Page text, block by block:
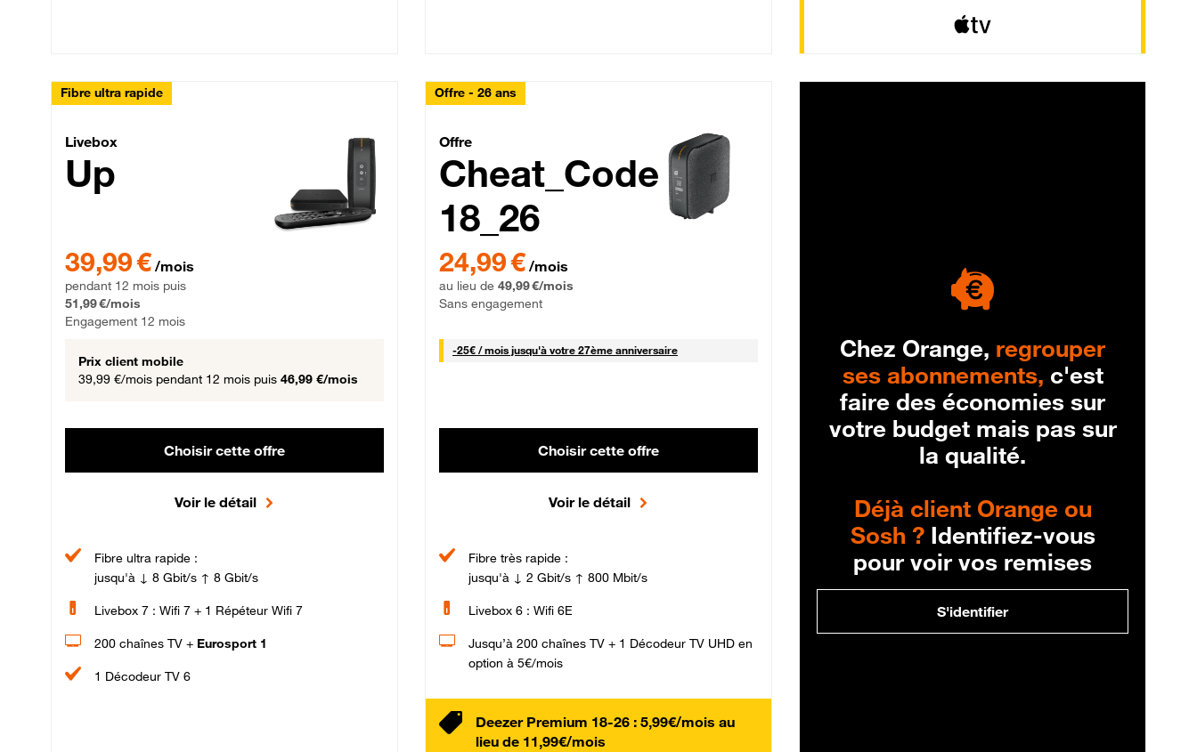
Fibre ultra rapide
Livebox Up Fibre
Livebox
Up
39,99 € /mois
pendant 12 mois puis
51,99 €/mois
Engagement 12 mois
Prix client mobile
39,99 €/mois pendant 12 mois puis 46,99 €/mois
Choisir cette offre
Voir le détail
Fibre ultra rapide :
jusqu'à ↓ 8 Gbit/s ↑ 8 Gbit/s
Livebox 7 : Wifi 7 + 1 Répéteur Wifi 7
200 chaînes TV + Eurosport 1
1 Décodeur TV 6
Offre - 26 ans
Cheat_Code Fibre_18_26
Offre
Cheat_Code
18_26
24,99 € /mois
au lieu de 49,99 €/mois
Sans engagement
-25€ / mois25 € par mois
jusqu'à votre 27ème anniversaire
Choisir cette offre
Voir le détail
Fibre très rapide :
jusqu'à ↓ 2 Gbit/s ↑ 800 Mbit/s
Livebox 6 : Wifi 6E
Jusqu’à 200 chaînes TV + 1 Décodeur TV UHD en
option à 5€/mois
Deezer Premium 18-26 : 5,99€/mois au
lieu de 11,99€/mois
Chez Orange, regrouper
ses abonnements, c'est
faire des économies sur
votre budget mais pas sur
la qualité.
Déjà client Orange ou
Sosh ?Identifiez-vous
pour voir vos remises
S'identifier